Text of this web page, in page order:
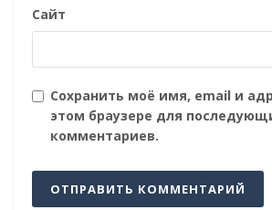
Сайт
Сохранить моё имя, email и
этом браузере для
комментариев.